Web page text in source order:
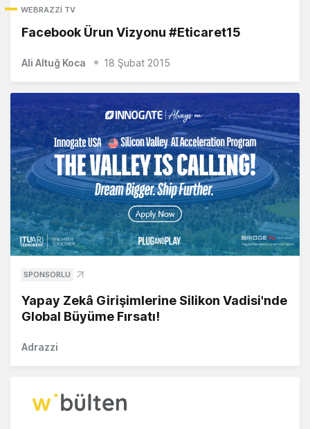
WEBRAZZI TV
Facebook Ürun Vizyonu #Eticaret15
Ali Altuğ Koca 18 Şubat 2015
SPONSORLU
Yapay Zekâ Girişimlerine Silikon Vadisi'nde
Global Büyüme Fırsatı!
Adrazzi